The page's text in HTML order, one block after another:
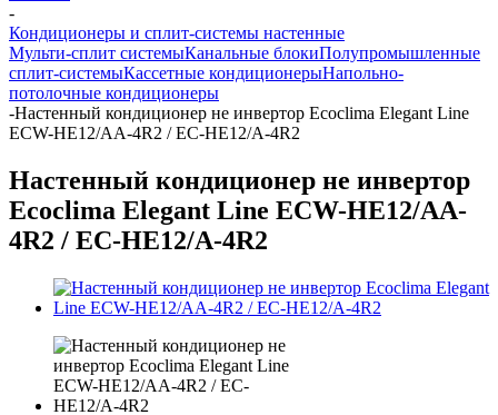
-
Кондиционеры и сплит-системы настенные
Мульти-сплит системыКанальные блокиПолупромышленные
сплит-системыКассетные кондиционерыНапольно-
потолочные кондиционеры
-Настенный кондиционер не инвертор Ecoclima Elegant Line
ECW-HE12/AA-4R2 / EC-HE12/A-4R2
Настенный кондиционер не инвертор
Ecoclima Elegant Line ECW-HE12/AA-
4R2 / EC-HE12/A-4R2